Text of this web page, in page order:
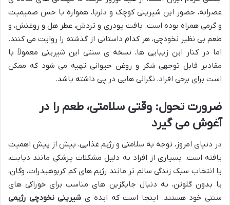
عصرانه، حضور این شیرینی کوچک و دلربا، همواره با حس صمیمیت
و گرمی همراه بوده است. بافت پودری و تردش، عطر هل و روغنش، و
طعم بی نظیر نخودچی، هر کدام داستانی از گذشته را روایت می کنند.
اما در کنار این زیبایی ها، نسخه ی سنتی این شیرینی معمولاً با
مقادیر قابل توجهی شکر و روغن حیوانی تهیه می شود که ممکن
است برای برخی افراد، نگرانی هایی در پی داشته باشد.
ضرورت تحول: وقتی سلامتی، طعم را در
آغوش می گیرد
در دنیای امروز، توجه به سلامتی و رژیم غذایی، بیش از پیش اهمیت
یافته است. بسیاری از افراد به دلیل مشکلات پزشکی مانند دیابت،
یا انتخاب سبک زندگی سالم تر مانند رژیم های کم کربوهیدرات، وگان،
یا بدون گلوتن، به دنبال جایگزین های مناسب برای خوراکی های
سنتی خود هستند. اینجا است که ایده ی شیرینی نخودچی رژیمی